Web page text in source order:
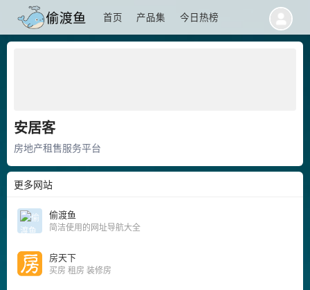
首页 产品集 今日热榜
安居客
房地产租售服务平台
更多网站
偷渡鱼
简洁使用的网址导航大全
房天下
买房 租房 装修房